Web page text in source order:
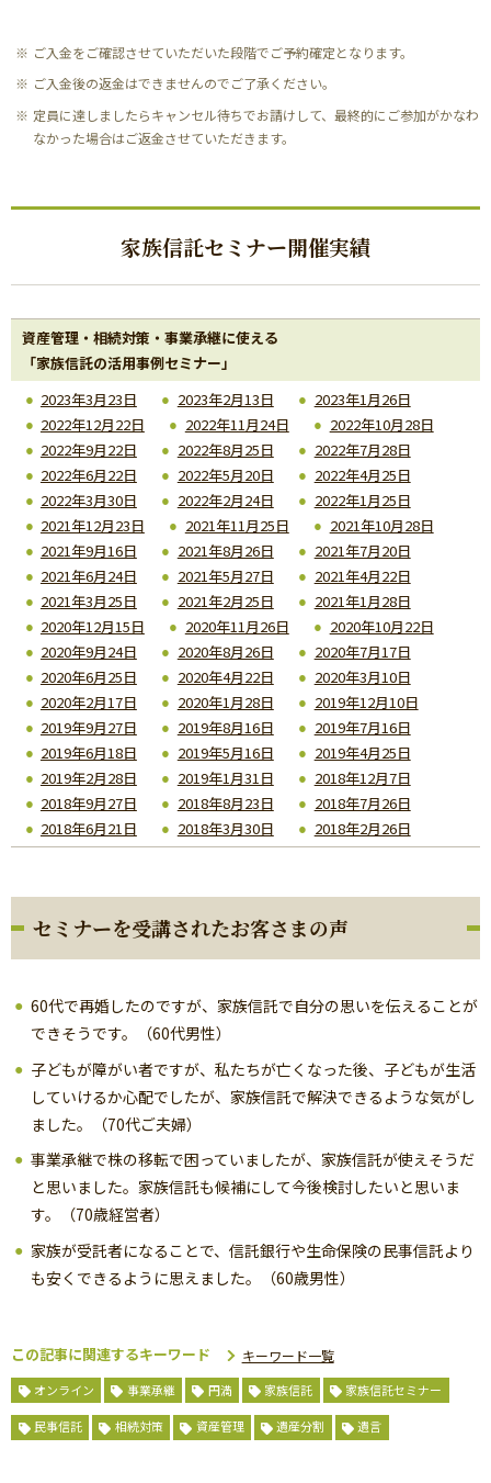
ご入金をご確認させていただいた段階でご予約確定となります。
ご入金後の返金はできませんのでご了承ください。
定員に達しましたらキャンセル待ちでお請けして、最終的にご参加がかなわ
なかった場合はご返金させていただきます。
家族信託セミナー開催実績
資産管理・相続対策・事業承継に使える
「家族信託の活用事例セミナー」
2023年3月23日
2023年2月13日
2023年1月26日
2022年12月22日
2022年11月24日
2022年10月28日
2022年9月22日
2022年8月25日
2022年7月28日
2022年6月22日
2022年5月20日
2022年4月25日
2022年3月30日
2022年2月24日
2022年1月25日
2021年12月23日
2021年11月25日
2021年10月28日
2021年9月16日
2021年8月26日
2021年7月20日
2021年6月24日
2021年5月27日
2021年4月22日
2021年3月25日
2021年2月25日
2021年1月28日
2020年12月15日
2020年11月26日
2020年10月22日
2020年9月24日
2020年8月26日
2020年7月17日
2020年6月25日
2020年4月22日
2020年3月10日
2020年2月17日
2020年1月28日
2019年12月10日
2019年9月27日
2019年8月16日
2019年7月16日
2019年6月18日
2019年5月16日
2019年4月25日
2019年2月28日
2019年1月31日
2018年12月7日
2018年9月27日
2018年8月23日
2018年7月26日
2018年6月21日
2018年3月30日 2018年2月26日
セミナーを受講されたお客さまの声
60代で再婚したのですが、家族信託で自分の思いを伝えることが
できそうです。（60代男性）
子どもが障がい者ですが、私たちが亡くなった後、子どもが生活
していけるか心配でしたが、家族信託で解決できるような気がし
ました。（70代ご夫婦）
事業承継で株の移転で困っていましたが、家族信託が使えそうだ
と思いました。家族信託も候補にして今後検討したいと思いま
す。（70歳経営者）
家族が受託者になることで、信託銀行や生命保険の民事信託より
も安くできるように思えました。（60歳男性）
この記事に関連するキーワード
オンライン 事業承継 円満 家族信託 家族信託セミナー
民事信託 相続対策 資産管理 遺産分割 遺言
キーワード一覧